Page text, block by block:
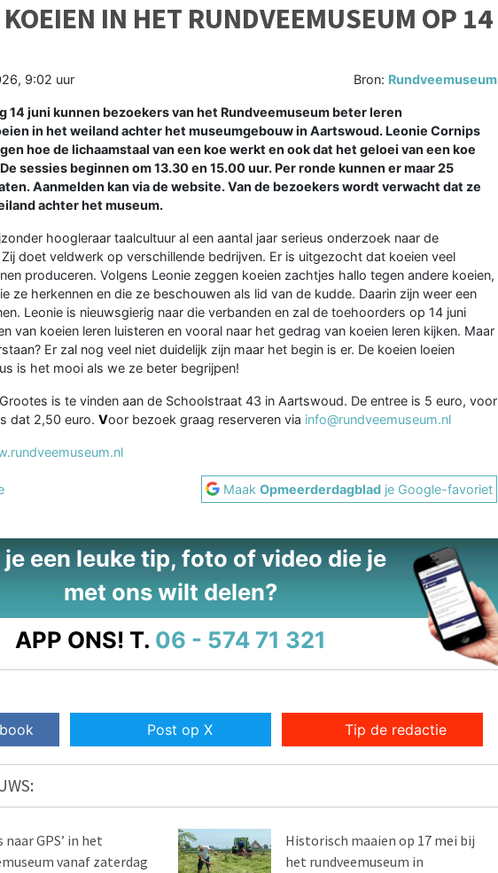
IN HET RUNDVEEMUSEUM OP 14
9:02 uur Bron: Rundveemuseum
14 juni kunnen bezoekers van het Rundveemuseum beter leren
in het weiland achter het museumgebouw in Aartswoud. Leonie Cornips
hoe de lichaamstaal van een koe werkt en ook dat het geloei van een koe
sessies beginnen om 13.30 en 15.00 uur. Per ronde kunnen er maar 25
Aanmelden kan via de website. Van de bezoekers wordt verwacht dat ze
achter het museum.
hoogleraar taalcultuur al een aantal jaar serieus onderzoek naar de
doet veldwerk op verschillende bedrijven. Er is uitgezocht dat koeien veel
produceren. Volgens Leonie zeggen koeien zachtjes hallo tegen andere koeien,
ze herkennen en die ze beschouwen als lid van de kudde. Daarin zijn weer een
Leonie is nieuwsgierig naar die verbanden en zal de toehoorders op 14 juni
van koeien leren luisteren en vooral naar het gedrag van koeien leren kijken. Maar
Er zal nog veel niet duidelijk zijn maar het begin is er. De koeien loeien
is het mooi als we ze beter begrijpen!
is te vinden aan de Schoolstraat 43 in Aartswoud. De entree is 5 euro, voor
dat 2,50 euro. Voor bezoek graag reserveren via info@rundveemuseum.nl
MaakOpmeerderdagblad je Google-favoriet
je een leuke tip, foto of video die je
met ons wilt delen?
APP ONS! T. 06 - 574 71 321
Post op X Tip de redactie
naar GPS’ in het
vanaf zaterdag
Historisch maaien op 17 mei bij
het rundveemuseum in